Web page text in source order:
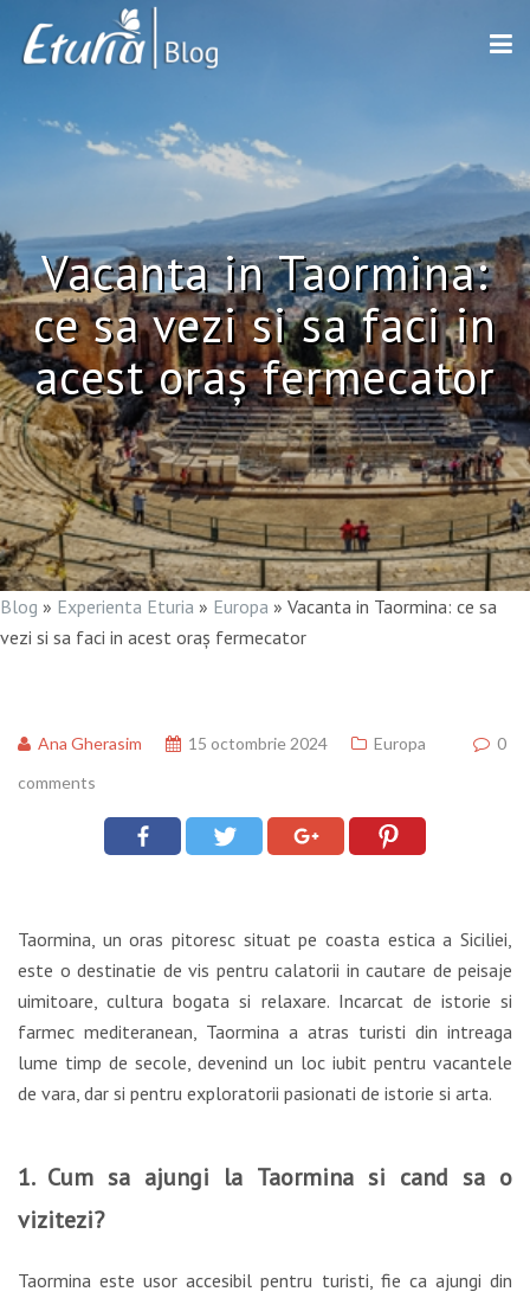
Vacanta in Taormina:
ce sa vezi si sa faci in
acest oraș fermecator
Blog » Experienta Eturia » Europa » Vacanta in Taormina: ce sa
vezi si sa faci in acest oraș fermecator
Ana Gherasim 15 octombrie 2024 Europa
0
comments
Taormina, un oras pitoresc situat pe coasta estica a Siciliei,
este o destinatie de vis pentru calatorii in cautare de peisaje
uimitoare, cultura bogata si relaxare. Incarcat de istorie si
farmec mediteranean, Taormina a atras turisti din intreaga
lume timp de secole, devenind un loc iubit pentru vacantele
de vara, dar si pentru exploratorii pasionati de istorie si arta.
1. Cum sa ajungi la Taormina si cand sa o
vizitezi?
Taormina este usor accesibil pentru turisti, fie ca ajungi din